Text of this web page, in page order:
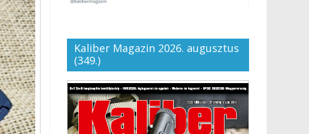
Kaliber Magazin 2026. augusztus
(349.)